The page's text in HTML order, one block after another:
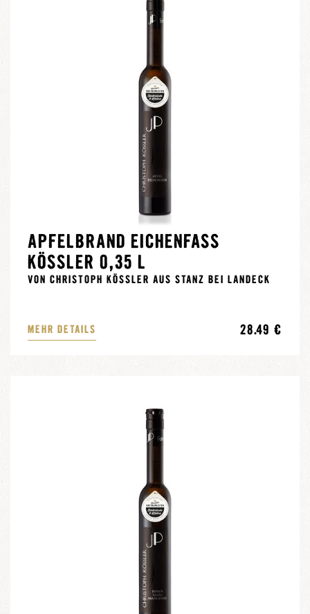
APFELBRAND EICHENFASS
KÖSSLER 0,35 L
VON CHRISTOPH KÖSSLER AUS STANZ BEI LANDECK
MEHR DETAILS 28.49 €